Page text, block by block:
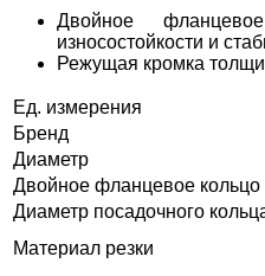
Двойное
износостойкости и
Режущая кромка
Ед. измерения
Бренд
Диаметр
Двойное фланцевое кольцо
Диаметр посадочного
Материал резки